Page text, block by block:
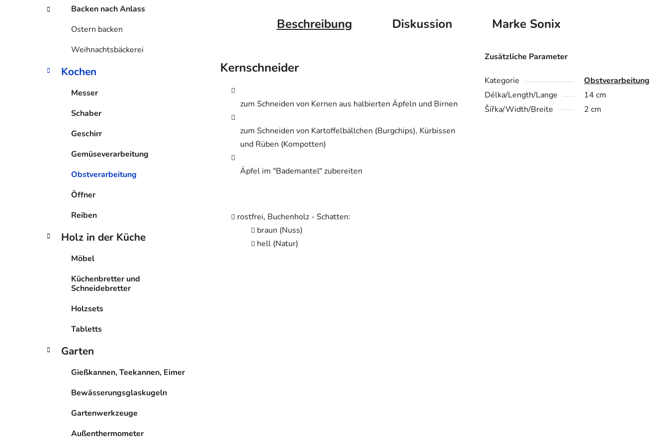
Backen nach Anlass
Ostern backen
Weihnachtsbäckerei
Kochen
Messer
Schaber
Geschirr
Gemüseverarbeitung
Obstverarbeitung
Öffner
Reiben
Holz in der Küche
Möbel
Küchenbretter und
Schneidebretter
Holzsets
Tabletts
Garten
Gießkannen, Teekannen, Eimer
Bewässerungsglaskugeln
Gartenwerkzeuge
Außenthermometer
Beschreibung Diskussion MarkeSonix
Kernschneider
zum Schneiden von Kernen aus halbierten Äpfeln und Birnen
zum Schneiden von Kartoffelbällchen (Burgchips), Kürbissen
und Rüben (Kompotten)
Äpfel im "Bademantel" zubereiten
rostfrei, Buchenholz - Schatten:
braun (Nuss)
hell (Natur)
Zusätzliche Parameter
Kategorie
Obstverarbeitung
Délka/Length/Lange
14 cm
Šířka/Width/Breite
2 cm